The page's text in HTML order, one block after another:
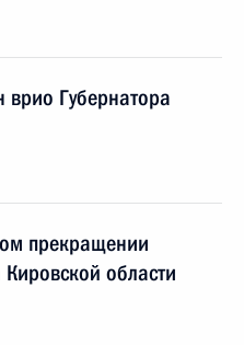
врио Губернатора
прекращении
области